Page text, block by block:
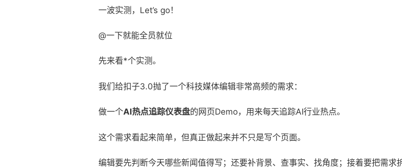
一波实测，Let’s go！
@一下就能全员就位
先来看*个实测。
我们给扣子3.0抛了一个科技媒体编辑非常高频的需求：
做一个AI热点追踪仪表盘的网页Demo，用来每天追踪AI行业热点。
这个需求看起来简单，但真正做起来并不只是写个页面。
编辑要先判断今天哪些新闻值得写；还要补背景、查事实、找角度；接着要把需求